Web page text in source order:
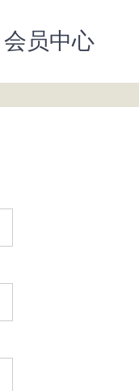
会员中心